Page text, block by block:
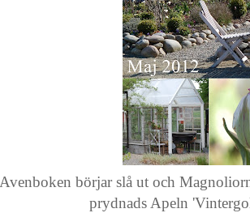
Avenboken börjar slå ut och
prydnads Apeln